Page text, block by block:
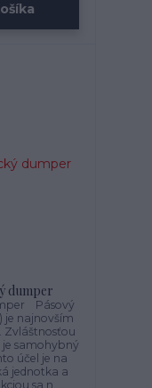
dumper
Pásový
je najnovším
Zvláštnosťou
samohybný
účel je na
jednotka a
sa n...